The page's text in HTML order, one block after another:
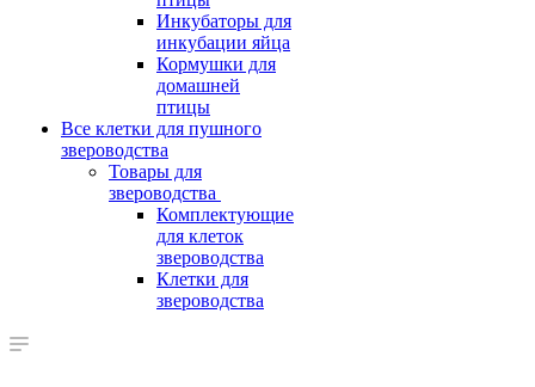
Инкубаторы для
инкубации яйца
Кормушки для
домашней
птицы
Все клетки для пушного
звероводства
Товары для
звероводства
Комплектующие
для клеток
звероводства
Клетки для
звероводства